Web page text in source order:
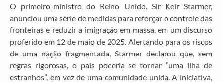
O primeiro-ministro do Reino Unido, Sir Keir Starmer,
anunciou uma série de medidas para reforçar o controle das
fronteiras e reduzir a imigração em massa, em um discurso
proferido em 12 de maio de 2025. Alertando para os riscos
de uma nação fragmentada, Starmer declarou que, sem
regras rigorosas, o país poderia se tornar “uma ilha de
estranhos”, em vez de uma comunidade unida. A iniciativa,